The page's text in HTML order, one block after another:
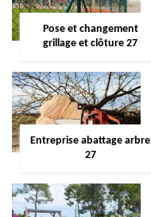
Pose et changement
grillage et clôture 27
Entreprise abattage arbre
27